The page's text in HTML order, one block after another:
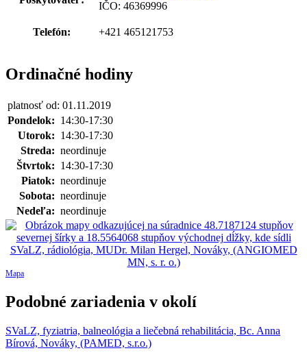
IČO: 46369996
Telefón: +421 465121753
Ordinačné hodiny
platnosť od: 01.11.2019
Pondelok: 14:30-17:30
Utorok: 14:30-17:30
Streda: neordinuje
Štvrtok: 14:30-17:30
Piatok: neordinuje
Sobota: neordinuje
Nedeľa: neordinuje
Mapa
Podobné zariadenia v okolí
SVaLZ, fyziatria, balneológia a liečebná rehabilitácia, Bc. Anna
Bírová, Nováky, (PAMED, s.r.o.)